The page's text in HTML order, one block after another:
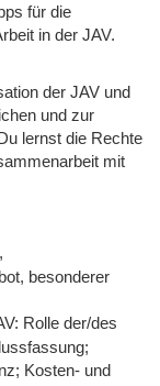
für die
in der JAV.
der JAV und
und zur
lernst die Rechte
mit
besonderer
Rolle der/des
Kosten- und